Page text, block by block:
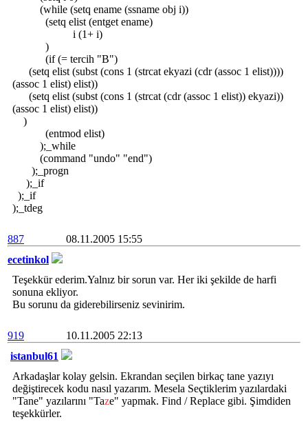
(while (setq ename (ssname obj i))
(setq elist (entget ename)
i (1+ i)
)
(if (= tercih "B")
(setq elist (subst (cons 1 (strcat ekyazi (cdr (assoc 1 elist))))
(assoc 1 elist) elist))
(setq elist (subst (cons 1 (strcat (cdr (assoc 1 elist)) ekyazi))
(assoc 1 elist) elist))
)
(entmod elist)
);_while
(command "undo" "end")
);_progn
);_if
);_if
);_tdeg
887
08.11.2005 15:55
ecetinkol
Teşekkür ederim.Yalnız bir sorun var. Her iki şekilde de harfi
sonuna ekliyor.
Bu sorunu da giderebilirseniz sevinirim.
919
10.11.2005 22:13
istanbul61
Arkadaşlar kolay gelsin. Ekrandan seçilen birkaç tane yazıyı
değiştirecek kodu nasıl yazarım. Mesela Seçtiklerim yazılardaki
"Tane" yazılarını "Taze" yapmak. Find / Replace gibi. Şimdiden
teşekkürler.